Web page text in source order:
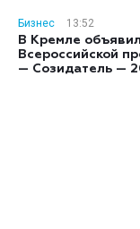
Бизнес
13:52
В Кремле
Всероссийской
— Созидатель —